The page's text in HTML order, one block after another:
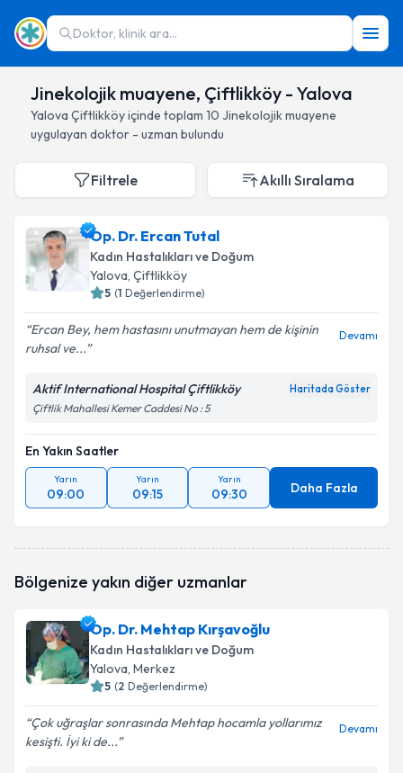
Doktor, klinik ara...
Jinekolojik muayene, Çiftlikköy - Yalova
Yalova Çiftlikköyiçinde toplam 10 Jinekolojik muayene
uygulayan doktor - uzman bulundu
Filtrele Akıllı Sıralama
Op. Dr. Ercan Tutal
Kadın Hastalıkları ve Doğum
Yalova, Çiftlikköy
5 (1 Değerlendirme)
Ercan Bey, hem hastasını unutmayan hem de kişinin
ruhsal ve...
Devamı
Aktif International Hospital Çiftlikköy Haritada Göster
Çiftlik Mahallesi Kemer Caddesi No : 5
En Yakın Saatler
Yarın
09:00
Yarın
09:15
Yarın
09:30 Daha Fazla
Bölgenize yakın diğer uzmanlar
Op. Dr. Mehtap Kırşavoğlu
Kadın Hastalıkları ve Doğum
Yalova, Merkez
5 (2 Değerlendirme)
Çok uğraşlar sonrasında Mehtap hocamla yollarımız
kesişti. İyi ki de...
Devamı